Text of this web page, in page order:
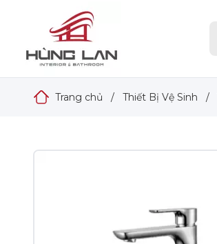
Trang chủ / Thiết Bị Vệ Sinh /